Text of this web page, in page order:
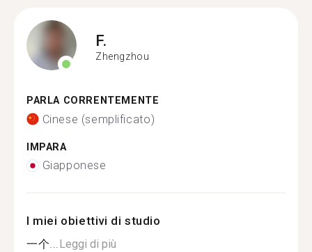
F.
Zhengzhou
PARLA CORRENTEMENTE
Cinese (semplificato)
IMPARA
Giapponese
I miei obiettivi di studio
一个...Leggi di più